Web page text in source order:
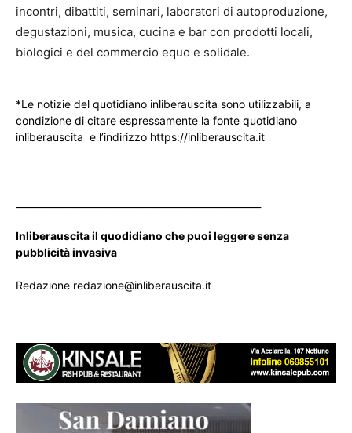
incontri, dibattiti, seminari, laboratori di autoproduzione,
degustazioni, musica, cucina e bar con prodotti locali,
biologici e del commercio equo e solidale.
*Le notizie del quotidiano inliberauscita sono utilizzabili, a
condizione di citare espressamente la fonte quotidiano
inliberauscita e l’indirizzo https://inliberauscita.it
Inliberauscita il quodidiano che puoi leggere senza
pubblicità invasiva
Redazione redazione@inliberauscita.it